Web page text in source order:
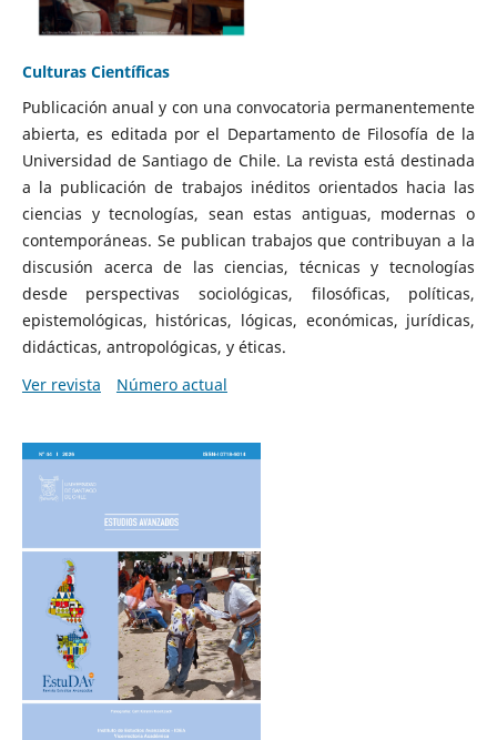
Culturas Científicas
Publicación anual y con una convocatoria permanentemente
abierta, es editada por el Departamento de Filosofía de la
Universidad de Santiago de Chile. La revista está destinada
a la publicación de trabajos inéditos orientados hacia las
ciencias y tecnologías, sean estas antiguas, modernas o
contemporáneas. Se publican trabajos que contribuyan a la
discusión acerca de las ciencias, técnicas y tecnologías
desde perspectivas sociológicas, filosóficas, políticas,
epistemológicas, históricas, lógicas, económicas, jurídicas,
didácticas, antropológicas, y éticas.
Ver revista
Número actual